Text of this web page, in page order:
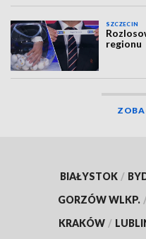
SZCZECIN
regionu
BIAŁYSTOK /
GORZÓW WLKP.
KRAKÓW /